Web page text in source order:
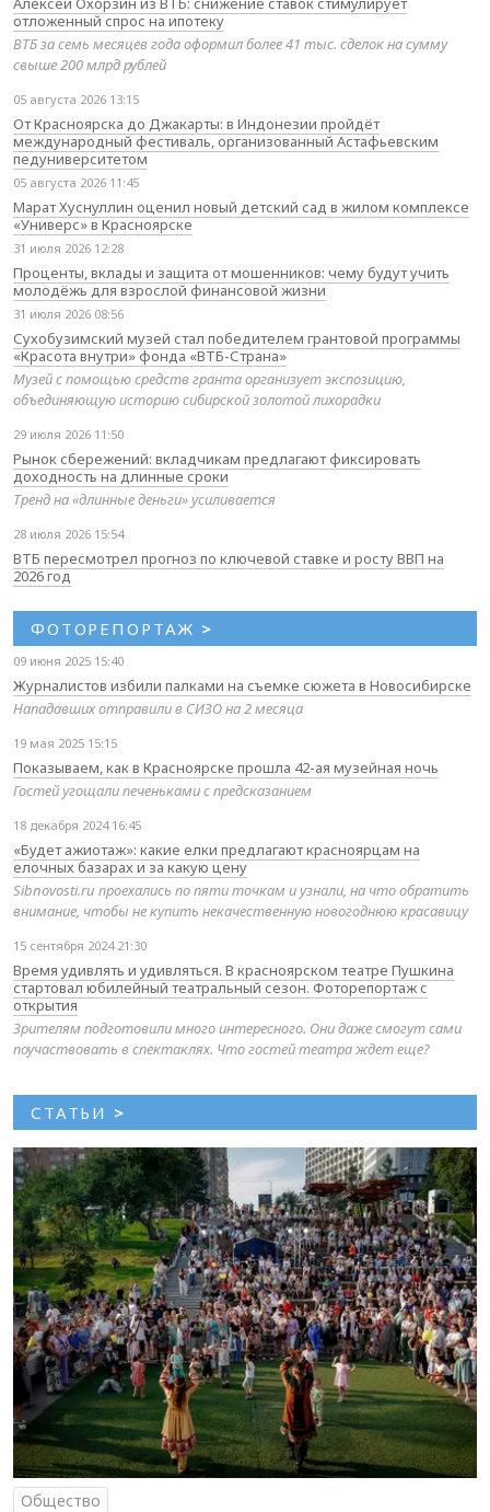
отложенный спрос на ипотеку
ВТБ за семь месяцев года оформил более 41 тыс. сделок на сумму
свыше 200 млрд рублей
05 августа 2026 13:15
От Красноярска до Джакарты: в Индонезии пройдёт
международный фестиваль, организованный Астафьевским
педуниверситетом
05 августа 2026 11:45
Марат Хуснуллин оценил новый детский сад в жилом комплексе
«Универс» в Красноярске
31 июля 2026 12:28
Проценты, вклады и защита от мошенников: чему будут учить
молодёжь для взрослой финансовой жизни
31 июля 2026 08:56
Сухобузимский музей стал победителем грантовой программы
«Красота внутри» фонда «ВТБ-Страна»
Музей с помощью средств гранта организует экспозицию,
объединяющую историю сибирской золотой лихорадки
29 июля 2026 11:50
Рынок сбережений: вкладчикам предлагают фиксировать
доходность на длинные сроки
Тренд на «длинные деньги» усиливается
28 июля 2026 15:54
ВТБ пересмотрел прогноз по ключевой ставке и росту ВВП на
2026 год
ФОТОРЕПОРТАЖ >
09 июня 2025 15:40
Журналистов избили палками на съемке сюжета в Новосибирске
Нападавших отправили в СИЗО на 2 месяца
19 мая 2025 15:15
Показываем, как в Красноярске прошла 42-ая музейная ночь
Гостей угощали печеньками с предсказанием
18 декабря 2024 16:45
«Будет ажиотаж»: какие елки предлагают красноярцам на
елочных базарах и за какую цену
Sibnovosti.ru проехались по пяти точкам и узнали, на что обратить
внимание, чтобы не купить некачественную новогоднюю красавицу
15 сентября 2024 21:30
Время удивлять и удивляться. В красноярском театре Пушкина
стартовал юбилейный театральный сезон. Фоторепортаж с
открытия
Зрителям подготовили много интересного. Они даже смогут сами
поучаствовать в спектаклях. Что гостей театра ждет еще?
СТАТЬИ >
Общество